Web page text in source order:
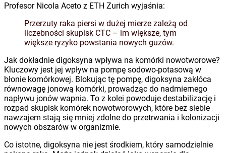
Profesor Nicola Aceto z ETH Zurich wyjaśnia:
Przerzuty raka piersi w dużej mierze zależą od
liczebności skupisk CTC – im większe, tym
większe ryzyko powstania nowych guzów.
Jak dokładnie digoksyna wpływa na komórki nowotworowe?
Kluczowy jest jej wpływ na pompę sodowo-potasową w
błonie komórkowej. Blokując tę pompę, digoksyna zakłóca
równowagę jonową komórki, prowadząc do nadmiernego
napływu jonów wapnia. To z kolei powoduje destabilizację i
rozpad skupisk komórek nowotworowych, które bez siebie
nawzajem stają się mniej zdolne do przetrwania i kolonizacji
nowych obszarów w organizmie.
Co istotne, digoksyna nie jest środkiem, który samodzielnie